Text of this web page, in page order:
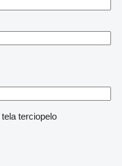
tela terciopelo